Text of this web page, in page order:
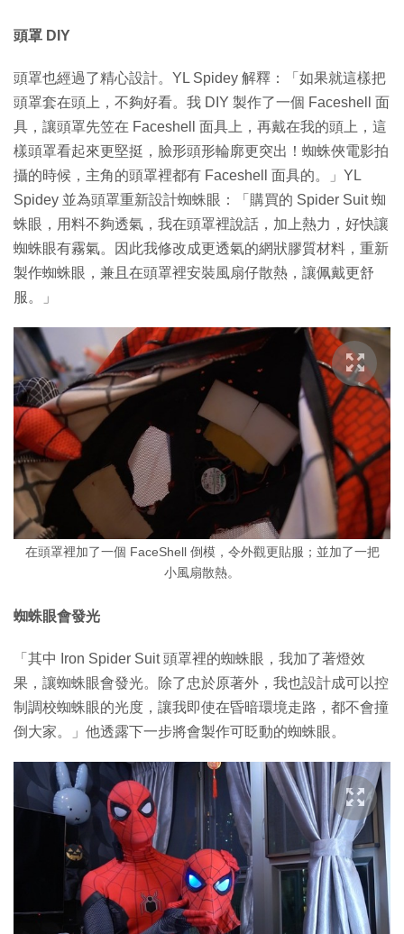
頭罩 DIY
頭罩也經過了精心設計。YL Spidey 解釋：「如果就這樣把
頭罩套在頭上，不夠好看。我 DIY 製作了一個 Faceshell 面
具，讓頭罩先笠在 Faceshell 面具上，再戴在我的頭上，這
樣頭罩看起來更堅挺，臉形頭形輪廓更突出！蜘蛛俠電影拍
攝的時候，主角的頭罩裡都有 Faceshell 面具的。」YL
Spidey 並為頭罩重新設計蜘蛛眼：「購買的 Spider Suit 蜘
蛛眼，用料不夠透氣，我在頭罩裡說話，加上熱力，好快讓
蜘蛛眼有霧氣。因此我修改成更透氣的網狀膠質材料，重新
製作蜘蛛眼，兼且在頭罩裡安裝風扇仔散熱，讓佩戴更舒
服。」
在頭罩裡加了一個 FaceShell 倒模，令外觀更貼服；並加了一把
小風扇散熱。
蜘蛛眼會發光
「其中 Iron Spider Suit 頭罩裡的蜘蛛眼，我加了著燈效
果，讓蜘蛛眼會發光。除了忠於原著外，我也設計成可以控
制調校蜘蛛眼的光度，讓我即使在昏暗環境走路，都不會撞
倒大家。」他透露下一步將會製作可眨動的蜘蛛眼。